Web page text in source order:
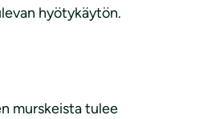
hyötykäytön.
murskeista tulee